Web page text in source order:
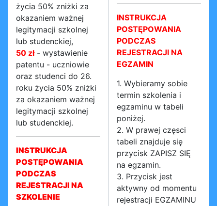
życia 50% zniżki za
okazaniem ważnej
legitymacji szkolnej
lub studenckiej,
50 zł- wystawienie
patentu - uczniowie
oraz studenci do 26.
roku życia 50% zniżki
za okazaniem ważnej
legitymacji szkolnej
lub studenckiej.
INSTRUKCJA
POSTĘPOWANIA
PODCZAS
REJESTRACJI NA
SZKOLENIE
INSTRUKCJA
POSTĘPOWANIA
PODCZAS
REJESTRACJI NA
EGZAMIN
1. Wybieramy sobie
termin szkolenia i
egzaminu w tabeli
poniżej.
2. W prawej częsci
tabeli znajduje się
przycisk ZAPISZ SIĘ
na egzamin.
3. Przycisk jest
aktywny od momentu
rejestracji EGZAMINU